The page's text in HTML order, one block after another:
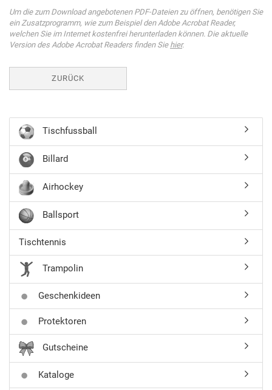
Um die zum Download angebotenen PDF-Dateien zu öffnen, benötigen Sie
ein Zusatzprogramm, wie zum Beispiel den Adobe Acrobat Reader,
welchen Sie im Internet kostenfrei herunterladen können. Die aktuelle
Version des Adobe Acrobat Readers finden Sie hier.
ZURÜCK
Tischfussball
Billard
Airhockey
Ballsport
Tischtennis
Trampolin
Geschenkideen
Protektoren
Gutscheine
Kataloge